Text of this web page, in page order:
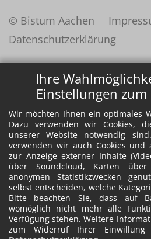
Ihre
Einstellungen
Wir möchten Ihnen ein optimales
Dazu verwenden wir Cookies,
unserer Website notwendig
verwenden wir auch Cookies und
zur Anzeige externer Inhalte
über Soundcloud, Karten
anonymen Statistikzwecken
selbst entscheiden, welche
Bitte beachten Sie, dass auf
womöglich nicht mehr alle
Verfügung stehen. Weitere
zum Widerruf Ihrer
© Bistum Aachen
Datenschutzerklärung